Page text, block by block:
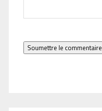
Soumettre le commentaire